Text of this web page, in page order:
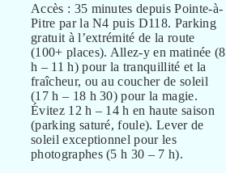
Accès : 35 minutes depuis Pointe-à-
Pitre par la N4 puis D118. Parking
gratuit à l’extrémité de la route
(100+ places). Allez-y en matinée (8
h – 11 h) pour la tranquillité et la
fraîcheur, ou au coucher de soleil
(17 h – 18 h 30) pour la magie.
Évitez 12 h – 14 h en haute saison
(parking saturé, foule). Lever de
soleil exceptionnel pour les
photographes (5 h 30 – 7 h).